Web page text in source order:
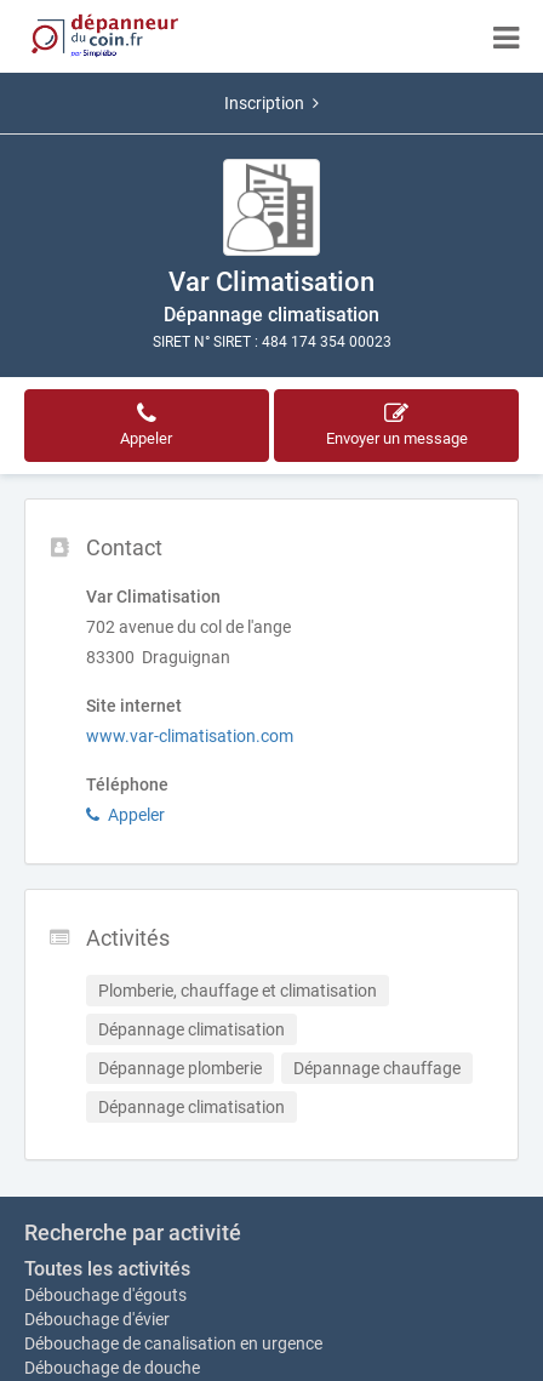
Inscription
Var Climatisation
Dépannage climatisation
SIRET N° SIRET : 484 174 354 00023
Appeler Envoyer un message
Contact
Var Climatisation
702 avenue du col de l'ange
83300 Draguignan
Site internet
www.var-climatisation.com
Téléphone
Appeler
Activités
Plomberie, chauffage et climatisation
Dépannage climatisation
Dépannage plomberie
Dépannage chauffage
Dépannage climatisation
Recherche par activité
Toutes les activités
Débouchage d'égouts
Débouchage d'évier
Débouchage de canalisation en urgence
Débouchage de douche